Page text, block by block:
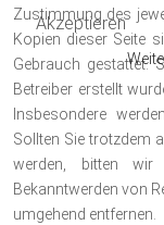
Zustimmung des
Kopien dieser Seite
Gebrauch gestattet.
Betreiber erstellt
Insbesondere
Sollten Sie trotzdem
werden, bitten wir
Bekanntwerden von
umgehend entfernen.
Akzeptieren